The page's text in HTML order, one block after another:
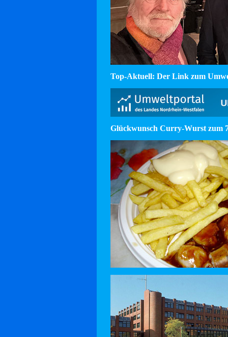
Top-Aktuell: Der Link zum
Glückwunsch Curry-Wurst zum